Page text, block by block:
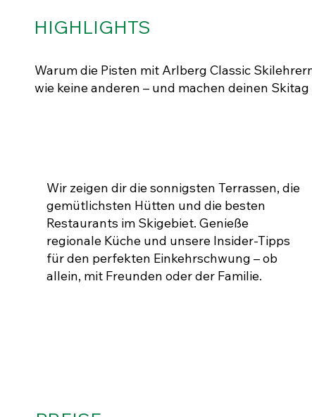
HIGHLIGHTS
Warum die Pisten mit Arlberg Classic
wie keine anderen – und machen deinen
Wir zeigen dir die sonnigsten Terrassen, die
gemütlichsten Hütten und die besten
Restaurants im Skigebiet. Genieße
regionale Küche und unsere Insider-Tipps
für den perfekten Einkehrschwung – ob
allein, mit Freunden oder der Familie.